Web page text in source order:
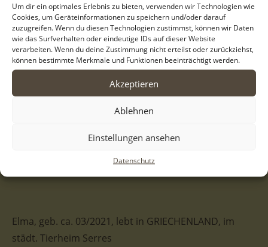
Um dir ein optimales Erlebnis zu bieten, verwenden wir Technologien wie
Cookies, um Geräteinformationen zu speichern und/oder darauf
zuzugreifen. Wenn du diesen Technologien zustimmst, können wir Daten
wie das Surfverhalten oder eindeutige IDs auf dieser Website
verarbeiten. Wenn du deine Zustimmung nicht erteilst oder zurückziehst,
können bestimmte Merkmale und Funktionen beeinträchtigt werden.
Akzeptieren
Ablehnen
Einstellungen ansehen
Datenschutz
Elma, geb. ca. 03/2021, lebt in GRIECHENLAND, im
städt. Tierheim Serres